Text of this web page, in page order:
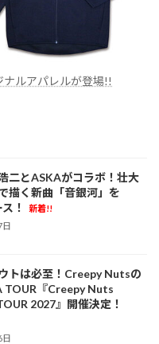
ナルアパレルが登場!!
二とASKAがコラボ！壮大
描く新曲「音銀河」を
！
新着!!
トは必至！Creepy Nutsの
TOUR『Creepy Nuts
2027』開催決定！
日